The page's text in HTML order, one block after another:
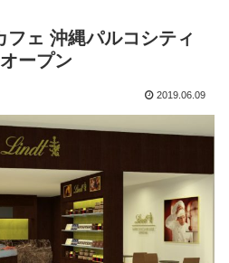
フェ 沖縄パルコシティ
ープン
2019.06.09